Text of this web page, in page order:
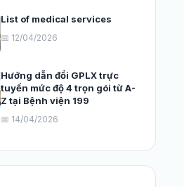
List of medical services
📅 12/04/2026
Hướng dẫn đổi GPLX trực
tuyến mức độ 4 trọn gói từ A-
Z tại Bệnh viện 199
📅 14/04/2026